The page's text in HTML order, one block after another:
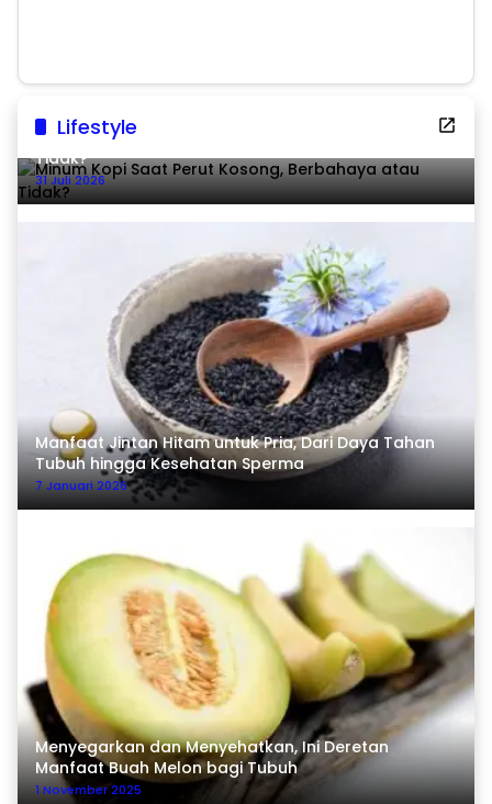
Lifestyle
Minum Kopi Saat Perut Kosong, Berbahaya atau
Tidak?
31 Juli 2026
Manfaat Jintan Hitam untuk Pria, Dari Daya Tahan
Tubuh hingga Kesehatan Sperma
7 Januari 2026
Menyegarkan dan Menyehatkan, Ini Deretan
Manfaat Buah Melon bagi Tubuh
1 November 2025